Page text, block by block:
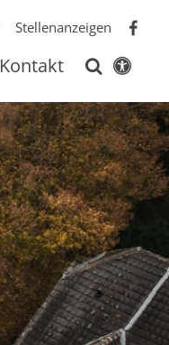
Stellenanzeigen
Kontakt